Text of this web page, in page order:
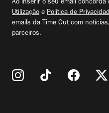
Ao inserir o seu email concorda
Utilização e Política de
emails da Time Out com
parceiros.